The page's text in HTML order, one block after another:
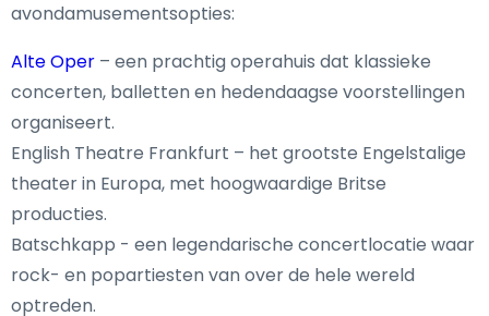
avondamusementsopties:
Alte Oper – een prachtig operahuis dat klassieke
concerten, balletten en hedendaagse voorstellingen
organiseert.
English Theatre Frankfurt – het grootste Engelstalige
theater in Europa, met hoogwaardige Britse
producties.
Batschkapp - een legendarische concertlocatie waar
rock- en popartiesten van over de hele wereld
optreden.